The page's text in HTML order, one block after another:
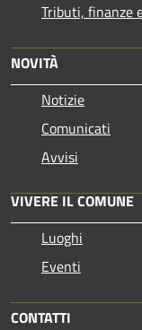
Tributi, finanze
NOVITÀ
Notizie
Comunicati
Avvisi
VIVERE IL COMUNE
Luoghi
Eventi
CONTATTI